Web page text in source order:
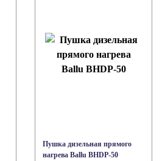
Пушка дизельная прямого
нагрева Ballu BHDP-50